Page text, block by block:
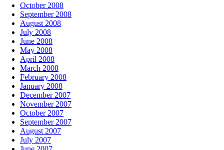
October 2008
September 2008
August 2008
July 2008
June 2008
May 2008
April 2008
March 2008
February 2008
January 2008
December 2007
November 2007
October 2007
September 2007
August 2007
July 2007